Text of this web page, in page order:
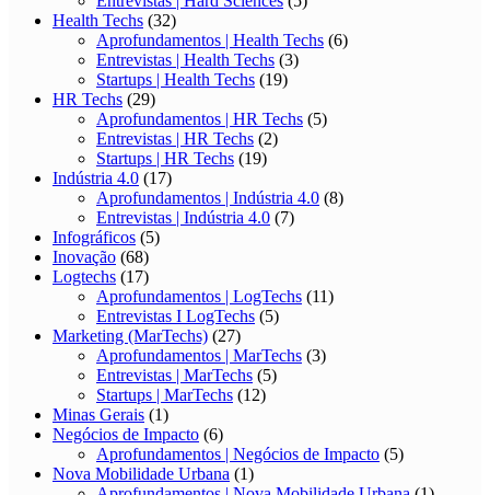
Health Techs (32)
Aprofundamentos | Health Techs (6)
Entrevistas | Health Techs (3)
Startups | Health Techs (19)
HR Techs (29)
Aprofundamentos | HR Techs (5)
Entrevistas | HR Techs (2)
Startups | HR Techs (19)
Indústria 4.0 (17)
Aprofundamentos | Indústria 4.0 (8)
Entrevistas | Indústria 4.0 (7)
Infográficos (5)
Inovação (68)
Logtechs (17)
Aprofundamentos | LogTechs (11)
Entrevistas I LogTechs (5)
Marketing (MarTechs) (27)
Aprofundamentos | MarTechs (3)
Entrevistas | MarTechs (5)
Startups | MarTechs (12)
Minas Gerais (1)
Negócios de Impacto (6)
Aprofundamentos | Negócios de Impacto (5)
Nova Mobilidade Urbana (1)